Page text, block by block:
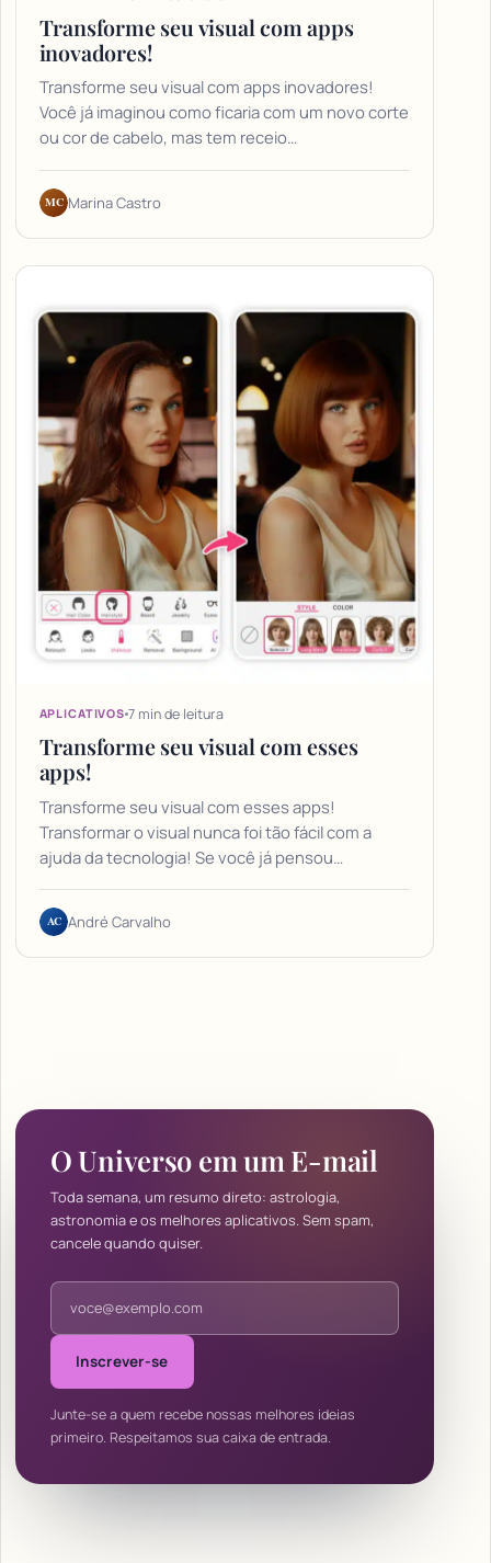
Transforme seu visual com apps
inovadores!
Transforme seu visual com apps inovadores!
Você já imaginou como ficaria com um novo corte
ou cor de cabelo, mas tem receio…
MC Marina Castro
APLICATIVOS 7 min de leitura
Transforme seu visual com esses
apps!
Transforme seu visual com esses apps!
Transformar o visual nunca foi tão fácil com a
ajuda da tecnologia! Se você já pensou…
AC André Carvalho
O Universo em um E-mail
Toda semana, um resumo direto: astrologia,
astronomia e os melhores aplicativos. Sem spam,
cancele quando quiser.
Endereço de e-mail
Inscrever-se
Junte-se a quem recebe nossas melhores ideias
primeiro. Respeitamos sua caixa de entrada.